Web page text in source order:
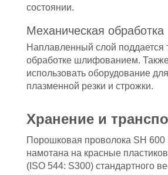
состоянии.
Механическая обработка
Наплавленный слой поддается
обработке шлифованием.
использовать оборудование
плазменной резки и строжки.
Хранение и
Порошковая проволока SH
намотана на красные
(ISO 544: S300) стандартного